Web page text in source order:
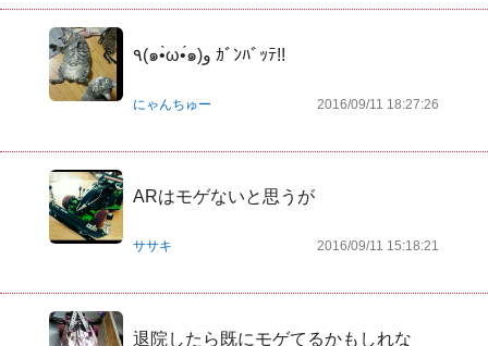
٩(๑•̀ω•́๑)و ｶﾞﾝﾊﾞｯﾃ!!
にゃんちゅー 2016/09/11 18:27:26
ARはモゲないと思うが
ササキ 2016/09/11 15:18:21
退院したら既にモゲてるかもしれな